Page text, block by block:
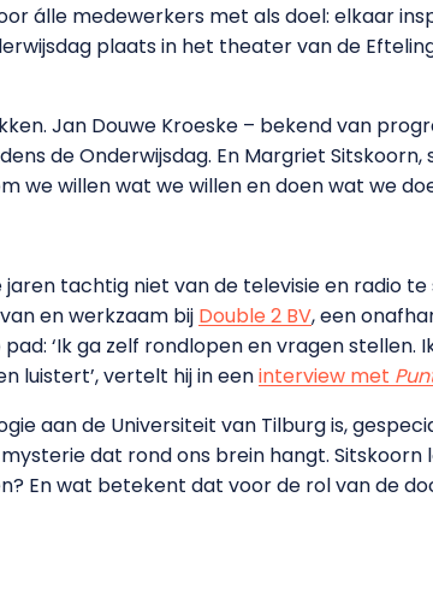
álle medewerkers met als doel: elkaar
plaats in het theater van de
Jan Douwe Kroeske – bekend van
de Onderwijsdag. En Margriet Sitskoorn,
we willen wat we willen en doen wat we
tachtig niet van de televisie en radio
en werkzaam bij Double 2 BV, een
‘Ik ga zelf rondlopen en vragen stellen.
luistert’, vertelt hij in eeninterview met
aan de Universiteit van Tilburg is,
dat rond ons brein hangt.
En wat betekent dat voor de rol van de